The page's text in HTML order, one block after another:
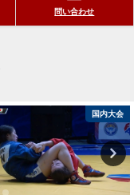
問い合わせ
国内大会